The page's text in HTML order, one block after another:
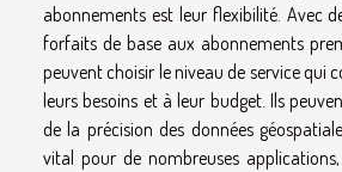
abonnements est leur flexibilité. Avec
forfaits de base aux abonnements
peuvent choisir le niveau de service qui
leurs besoins et à leur budget. Ils
de la précision des données
vital pour de nombreuses